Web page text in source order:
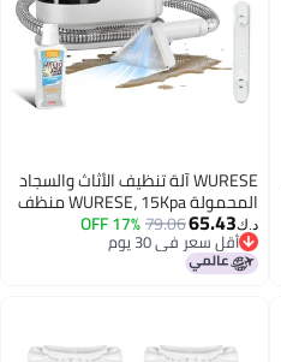
WURESE آلة تنظيف الأثاث والسجاد
المحمولة WURESE، 15Kpa منظف
بقع ينظف بعمق بقع الحيوانات
الأليفة، منظف الأرائك مع 3 أدوات
ونظام تنظيف ذاتي للسجاد، الأثاث،
65.43
79.06
17% OFF
أقل سعر في 30 يوم
أقل سعر في 30 يوم